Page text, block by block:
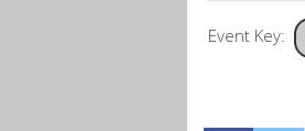
Event Key: